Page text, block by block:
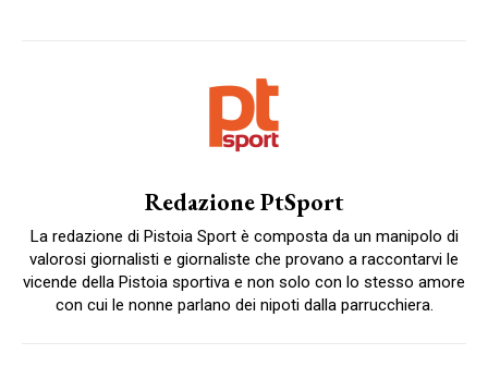
Redazione PtSport
La redazione di Pistoia Sport è composta da un manipolo di
valorosi giornalisti e giornaliste che provano a raccontarvi le
vicende della Pistoia sportiva e non solo con lo stesso amore
con cui le nonne parlano dei nipoti dalla parrucchiera.